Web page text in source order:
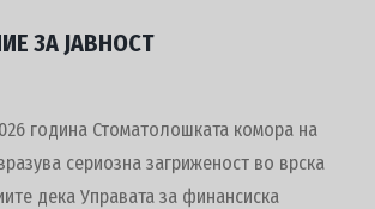
ЗА ЈАВНОСТ
година Стоматолошката комора на
сериозна загриженост во врска
дека Управата за финансиска